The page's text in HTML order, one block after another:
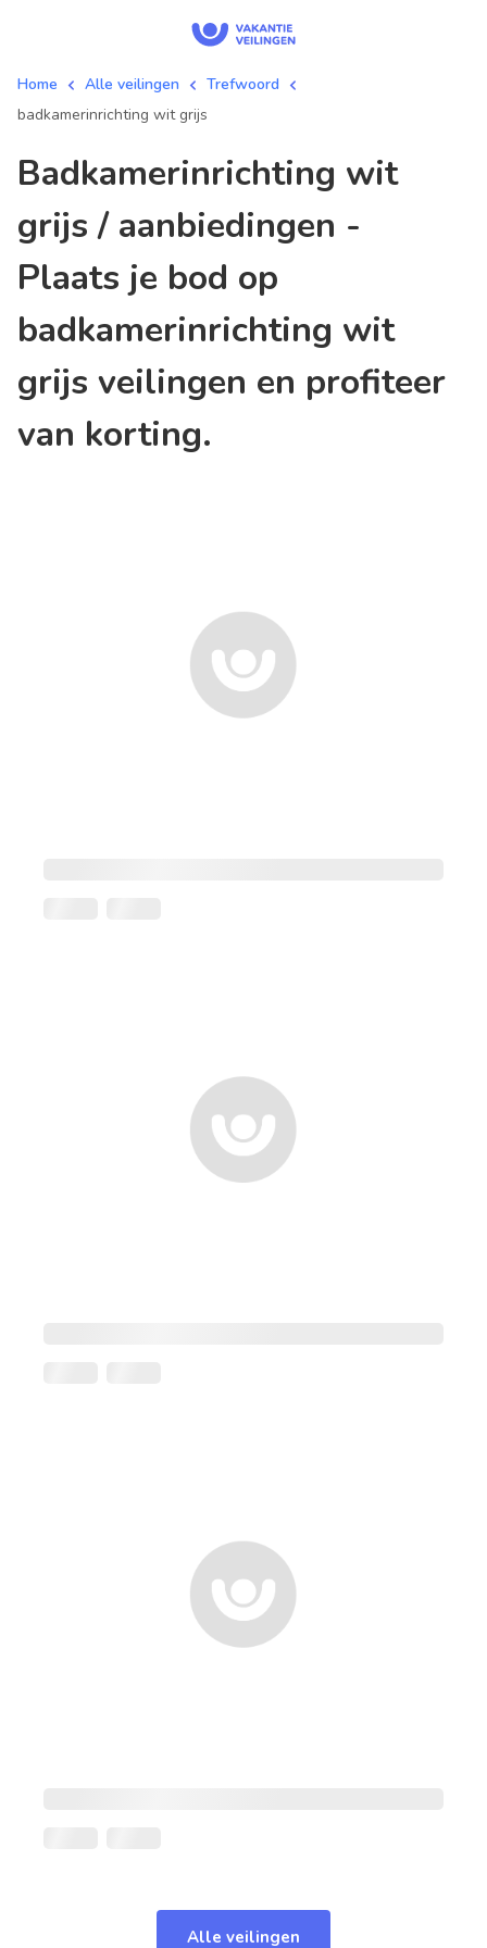
Home Alle veilingen
Trefwoord
badkamerinrichting wit grijs
badkamerinrichting wit
grijs / aanbiedingen -
Plaats je bod op
badkamerinrichting wit
grijs veilingen en profiteer
van korting.
Alle veilingen